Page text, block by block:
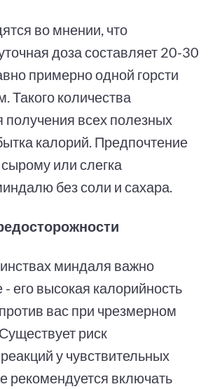
во мнении, что
доза составляет 20-30
примерно одной горсти
Такого количества
получения всех полезных
калорий. Предпочтение
или слегка
без соли и сахара.
миндаля важно
его высокая калорийность
вас при чрезмерном
риск
у чувствительных
рекомендуется включать